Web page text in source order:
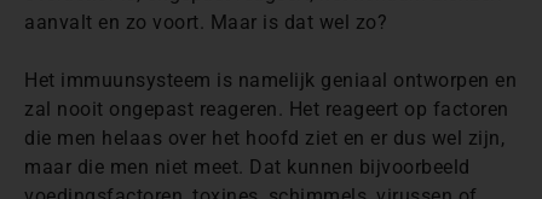
aanvalt en zo voort. Maar is dat wel zo?
Het immuunsysteem is namelijk geniaal ontworpen en
zal nooit ongepast reageren. Het reageert op factoren
die men helaas over het hoofd ziet en er dus wel zijn,
maar die men niet meet. Dat kunnen bijvoorbeeld